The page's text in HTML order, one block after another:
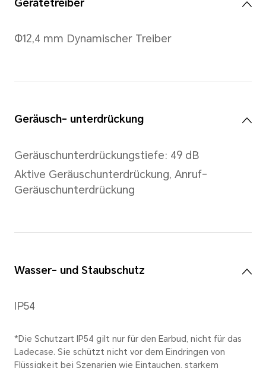
Akku Kapazität
Earbud: 45 mAh
Laufzeit
Maximale Wiedergabezeit:
Ohrhörer (einmalige
Stunden;